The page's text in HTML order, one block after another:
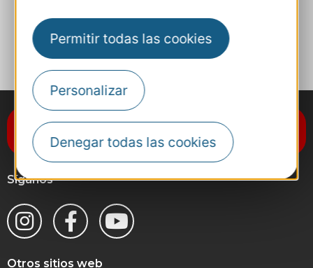
Permitir todas las cookies
Personalizar
Denegar todas las cookies
A MIS FAVORITOS
Suscríbase al boletín de noticias
Destination Occitanie
Síganos
Otros sitios web